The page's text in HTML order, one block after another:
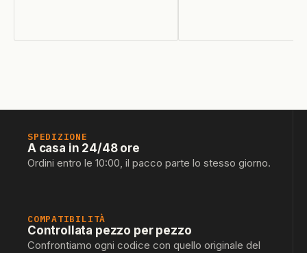
SPEDIZIONE
A casa in 24/48 ore
Ordini entro le 10:00, il pacco parte lo stesso giorno.
COMPATIBILITÀ
Controllata pezzo per pezzo
Confrontiamo ogni codice con quello originale del